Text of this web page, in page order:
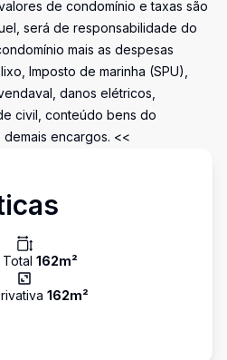
de condomínio e taxas são
será de responsabilidade do
mais as despesas
Imposto de marinha (SPU),
danos elétricos,
civil, conteúdo bens do
encargos. <<
162m²
162m²